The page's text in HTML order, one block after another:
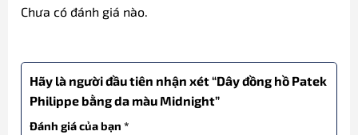
Chưa có đánh giá nào.
Hãy là người đầu tiên nhận xét “Dây đồng hồ Patek
Philippe bằng da màu Midnight”
Đánh giá của bạn *